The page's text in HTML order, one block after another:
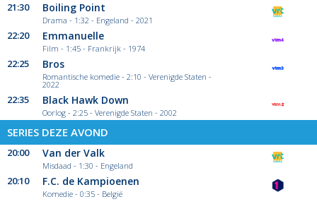
21:30 Boiling Point
Drama - 1:32 - Engeland - 2021
22:20 Emmanuelle
Film - 1:45 - Frankrijk - 1974
22:25 Bros
Romantische komedie - 2:10 - Verenigde Staten -
2022
22:35 Black Hawk Down
Oorlog - 2:25 - Verenigde Staten - 2002
SERIES DEZE AVOND
20:00 Van der Valk
Misdaad - 1:30 - Engeland
20:10 F.C. de Kampioenen
Komedie - 0:35 - België